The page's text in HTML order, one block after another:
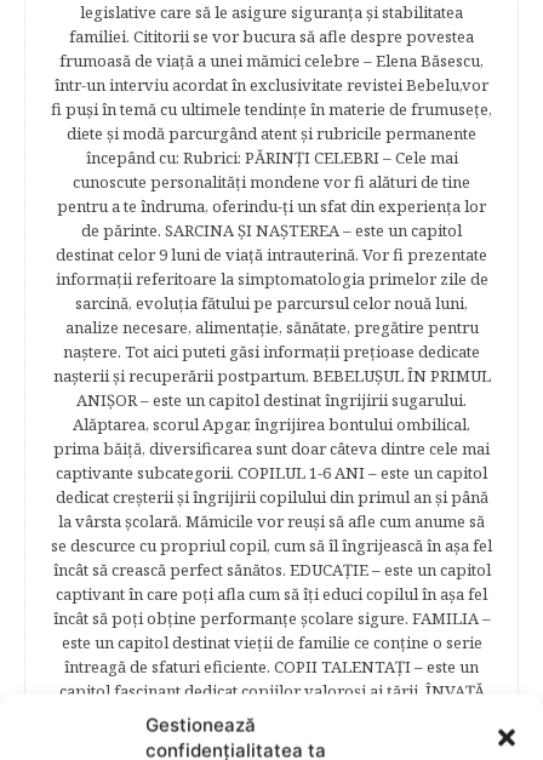
Gestionează
confidențialitatea ta
legislative care să le asigure siguranţa şi stabilitatea
familiei. Cititorii se vor bucura să afle despre povestea
frumoasă de viață a unei mămici celebre – Elena Băsescu,
într-un interviu acordat în exclusivitate revistei Bebelu,vor
fi puşi în temă cu ultimele tendinţe în materie de frumuseţe,
diete şi modă parcurgând atent şi rubricile permanente
începând cu: Rubrici: PĂRINŢI CELEBRI – Cele mai
cunoscute personalităţi mondene vor fi alături de tine
pentru a te îndruma, oferindu-ţi un sfat din experienţa lor
de părinte. SARCINA ŞI NAŞTEREA – este un capitol
destinat celor 9 luni de viaţă intrauterină. Vor fi prezentate
informaţii referitoare la simptomatologia primelor zile de
sarcină, evoluţia fătului pe parcursul celor nouă luni,
analize necesare, alimentaţie, sănătate, pregătire pentru
naştere. Tot aici puteti găsi informaţii preţioase dedicate
naşterii şi recuperării postpartum. BEBELUŞUL ÎN PRIMUL
ANIŞOR – este un capitol destinat îngrijirii sugarului.
Alăptarea, scorul Apgar, îngrijirea bontului ombilical,
prima băiţă, diversificarea sunt doar câteva dintre cele mai
captivante subcategorii. COPILUL 1-6 ANI – este un capitol
dedicat creşterii şi îngrijirii copilului din primul an şi până
la vârsta şcolară. Mămicile vor reuşi să afle cum anume să
se descurce cu propriul copil, cum să îl îngrijească în aşa fel
încât să crească perfect sănătos. EDUCAŢIE – este un capitol
captivant în care poţi afla cum să îţi educi copilul în aşa fel
încât să poţi obţine performanţe şcolare sigure. FAMILIA –
este un capitol destinat vieţii de familie ce conţine o serie
întreagă de sfaturi eficiente. COPII TALENTAŢI – este un
capitol fascinant dedicat copiilor valoroși ai țării. ÎNVAŢĂ
SĂ PREVII! –sunt prezentate soluţii de prevenire a
anumitor probleme de sănătate ce pot afecta atât viaţa